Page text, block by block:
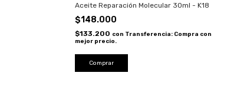
Aceite Reparación Molecular 30ml - K18
$148.000
$133.200 con Transferencia: Compra con
mejor precio.